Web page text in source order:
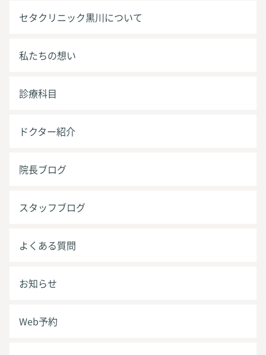
セタクリニック黒川について
私たちの想い
診療科目
ドクター紹介
院長ブログ
スタッフブログ
よくある質問
お知らせ
Web予約